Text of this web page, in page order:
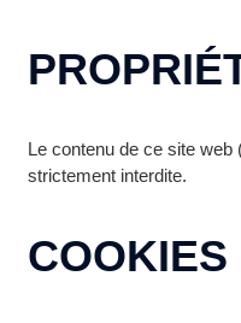
Le contenu de ce site web
strictement interdite.
COOKIES